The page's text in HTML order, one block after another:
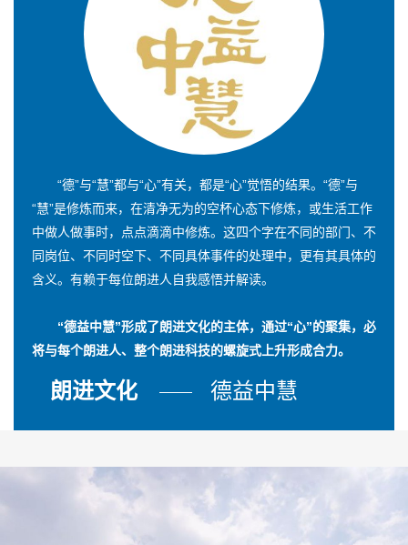
“德”与“慧”都与“心”有关，都是“心”觉悟的结果。“德”与
“慧”是修炼而来，在清净无为的空杯心态下修炼，或生活工作
中做人做事时，点点滴滴中修炼。这四个字在不同的部门、不
同岗位、不同时空下、不同具体事件的处理中，更有其具体的
含义。有赖于每位朗进人自我感悟并解读。
“德益中慧”形成了朗进文化的主体，通过“心”的聚集，必
将与每个朗进人、整个朗进科技的螺旋式上升形成合力。
朗进文化 德益中慧